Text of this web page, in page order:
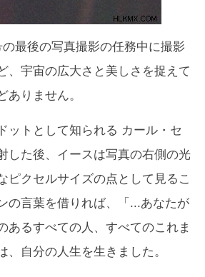
最後の写真撮影の任務中に撮影
、宇宙の広大さと美しさを捉えて
ありません。
ット として知られる カール・セ
した後、イースは写真の右側の光
ピクセルサイズの点として見るこ
の言葉を借りれば、「...あなたが
あるすべての人、すべてのこれま
、自分の人生を生きました。